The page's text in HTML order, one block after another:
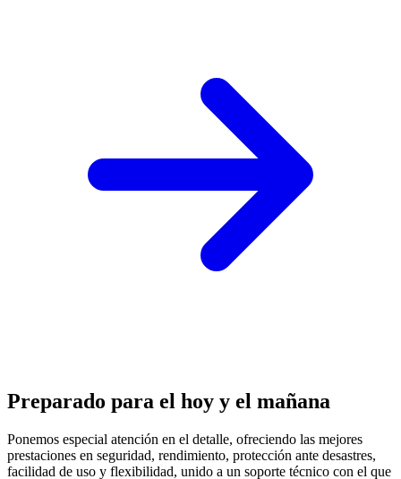
Preparado para el hoy y el mañana
Ponemos especial atención en el detalle, ofreciendo las mejores
prestaciones en seguridad, rendimiento, protección ante desastres,
facilidad de uso y flexibilidad, unido a un soporte técnico con el que